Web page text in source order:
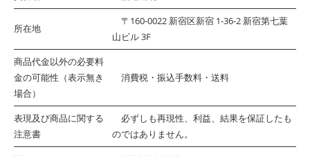
所在地
〒160-0022 新宿区新宿 1-36-2 新宿第七葉
山ビル 3F
商品代金以外の必要料
金の可能性（表示無き
場合）
消費税・振込手数料・送料
表現及び商品に関する
注意書
必ずしも再現性、利益、結果を保証したも
のではありません。